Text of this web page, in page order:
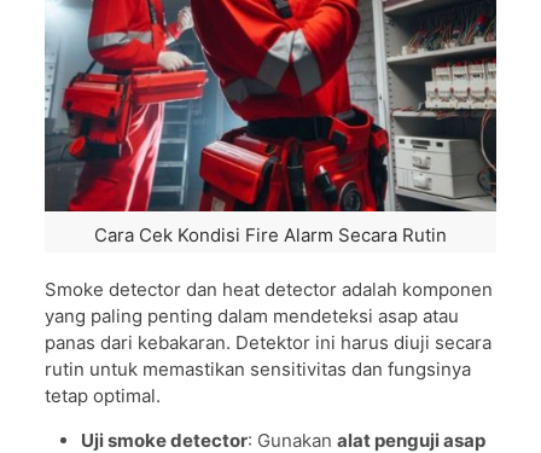
Cara Cek Kondisi Fire Alarm Secara Rutin
Smoke detector dan heat detector adalah komponen
yang paling penting dalam mendeteksi asap atau
panas dari kebakaran. Detektor ini harus diuji secara
rutin untuk memastikan sensitivitas dan fungsinya
tetap optimal.
Uji smoke detector: Gunakan alat penguji asap